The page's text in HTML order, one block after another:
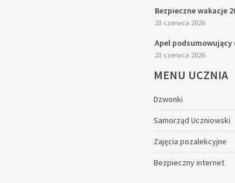
Bezpieczne wakacje
23 czerwca 2026
Apel
23 czerwca 2026
MENU UCZNIA
Dzwonki
Samorząd Uczniowski
Zajęcia pozalekcyjne
Bezpieczny internet